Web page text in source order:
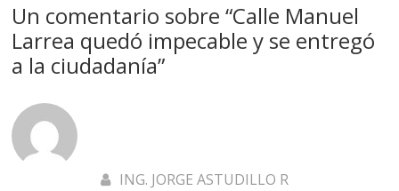
Un comentario sobre “Calle Manuel
Larrea quedó impecable y se entregó
a la ciudadanía”
ING. JORGE ASTUDILLO R